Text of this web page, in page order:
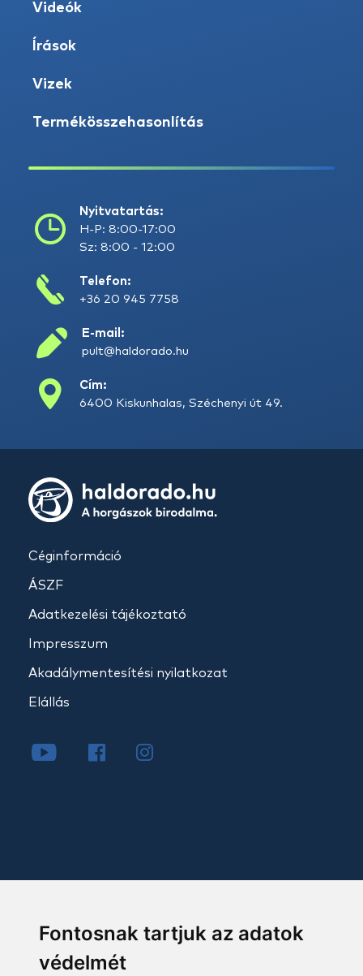
Fontosnak tartjuk az adatok
védelmét
Videók
Írások
Vizek
Termékösszehasonlítás
Nyitvatartás:
H-P: 8:00-17:00
Sz: 8:00 - 12:00
Telefon:
+36 20 945 7758
E-mail:
pult@haldorado.hu
Cím:
6400 Kiskunhalas, Széchenyi út 49.
Céginformáció
ÁSZF
Adatkezelési tájékoztató
Impresszum
Akadálymentesítési nyilatkozat
Elállás